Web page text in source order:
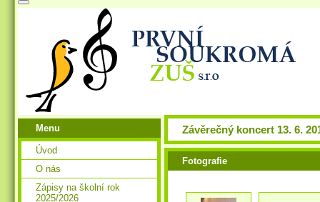
Závěrečný koncert 13. 6.
Fotografie
Menu
Úvod
O nás
Zápisy na školní rok
2025/2026